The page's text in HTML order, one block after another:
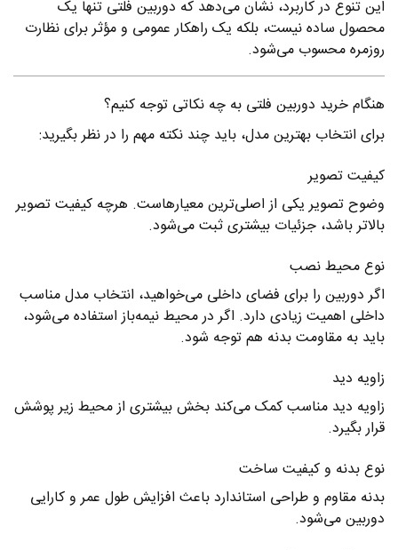
این تنوع در کاربرد، نشان می‌دهد که دوربین فلتی تنها یک
محصول ساده نیست، بلکه یک راهکار عمومی و مؤثر برای نظارت
روزمره محسوب می‌شود.
هنگام خرید دوربین فلتی به چه نکاتی توجه کنیم؟
برای انتخاب بهترین مدل، باید چند نکته مهم را در نظر بگیرید:
کیفیت تصویر
وضوح تصویر یکی از اصلی‌ترین معیارهاست. هرچه کیفیت تصویر
بالاتر باشد، جزئیات بیشتری ثبت می‌شود.
نوع محیط نصب
اگر دوربین را برای فضای داخلی می‌خواهید، انتخاب مدل مناسب
داخلی اهمیت زیادی دارد. اگر در محیط نیمه‌باز استفاده می‌شود،
باید به مقاومت بدنه هم توجه شود.
زاویه دید
زاویه دید مناسب کمک می‌کند بخش بیشتری از محیط زیر پوشش
قرار بگیرد.
نوع بدنه و کیفیت ساخت
بدنه مقاوم و طراحی استاندارد باعث افزایش طول عمر و کارایی
دوربین می‌شود.